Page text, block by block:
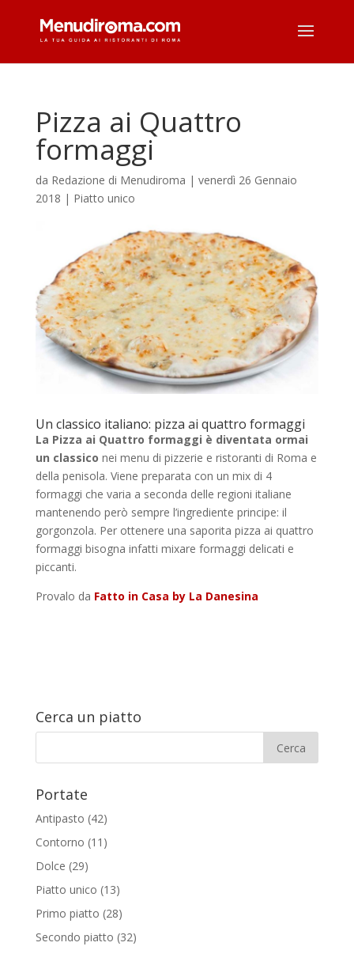
Pizza ai Quattro
formaggi
da Redazione di Menudiroma | venerdì 26 Gennaio
2018 | Piatto unico
Un classico italiano: pizza ai quattro formaggi
La Pizza ai Quattro formaggi è diventata ormai
un classico nei menu di pizzerie e ristoranti di Roma e
della penisola. Viene preparata con un mix di 4
formaggi che varia a seconda delle regioni italiane
mantenendo però sempre l’ingrediente principe: il
gorgonzola. Per ottenere una saporita pizza ai quattro
formaggi bisogna infatti mixare formaggi delicati e
piccanti.
Provalo da Fatto in Casa by La Danesina
Cerca un piatto
Portate
Antipasto (42)
Contorno (11)
Dolce (29)
Piatto unico (13)
Primo piatto (28)
Secondo piatto (32)